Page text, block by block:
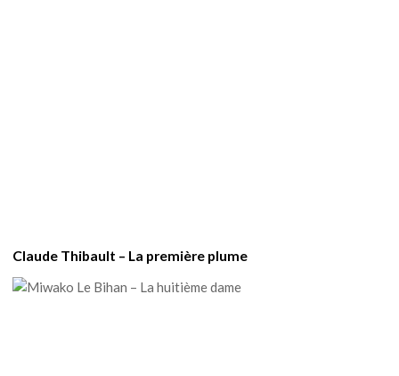
Claude Thibault – La première plume